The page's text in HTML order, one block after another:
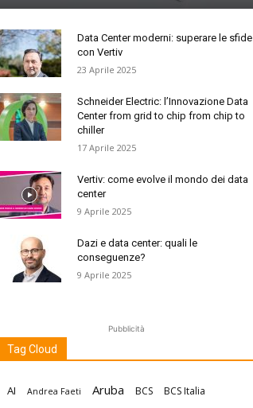
Data Center moderni: superare le sfide
con Vertiv
23 Aprile 2025
Schneider Electric: l’Innovazione Data
Center from grid to chip from chip to
chiller
17 Aprile 2025
Vertiv: come evolve il mondo dei data
center
9 Aprile 2025
Dazi e data center: quali le
conseguenze?
9 Aprile 2025
Pubblicità
Tag Cloud
AI Andrea Faeti Aruba BCS
BCS Italia